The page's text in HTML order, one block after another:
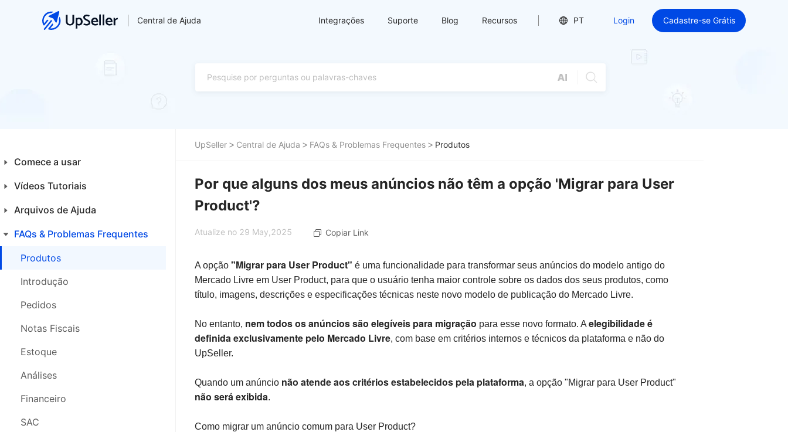
Central de Ajuda Integrações Suporte Blog Recursos PT Login Cadastre-se Grátis
Comece a usar
Introdução aos Iniciantes
Plataformas
Primeiros Passos
Vídeos Tutoriais
Financeiro
Integrações
Produtos
Pedidos
Nota Fiscal
Estoque
Análises
SAC
Compras
Configurações
Arquivos de Ajuda
Home
Produtos
Pedidos
Notas Fiscais
Controle de Estoque
SAC
Análises
Financeiro
Comprar
FAQs & Problemas Frequentes
Produtos
Introdução
Pedidos
Notas Fiscais
Estoque
Análises
Financeiro
SAC
UpSeller Central de Ajuda FAQs & Problemas Frequentes Produtos
Por que alguns dos meus anúncios não têm a opção 'Migrar para User
Product'?
Atualize no 29 May,2025 Copiar Link
A opção "Migrar para User Product" é uma funcionalidade para transformar seus anúncios do modelo antigo do
Mercado Livre em User Product, para que o usuário tenha maior controle sobre os dados dos seus produtos, como
título, imagens, descrições e especificações técnicas neste novo modelo de publicação do Mercado Livre.
No entanto, nem todos os anúncios são elegíveis para migração para esse novo formato. A elegibilidade é
definida exclusivamente pelo Mercado Livre, com base em critérios internos e técnicos da plataforma e não do
UpSeller.
Quando um anúncio não atende aos critérios estabelecidos pela plataforma, a opção "Migrar para User Product"
não será exibida.
Como migrar um anúncio comum para User Product?